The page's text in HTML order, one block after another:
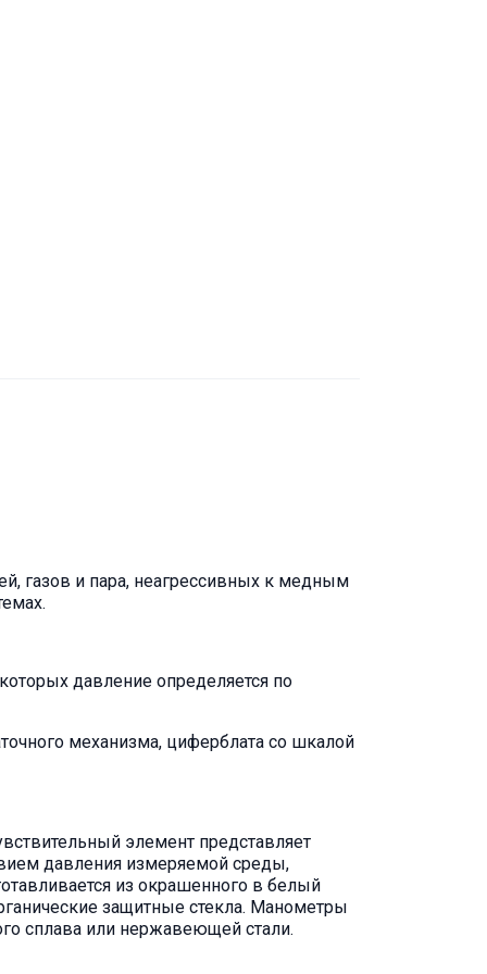
-
газов и пара, неагрессивных к медным
давление определяется по
механизма, циферблата со шкалой
элемент представляет
давления измеряемой среды,
из окрашенного в белый
защитные стекла. Манометры
сплава или нержавеющей стали.